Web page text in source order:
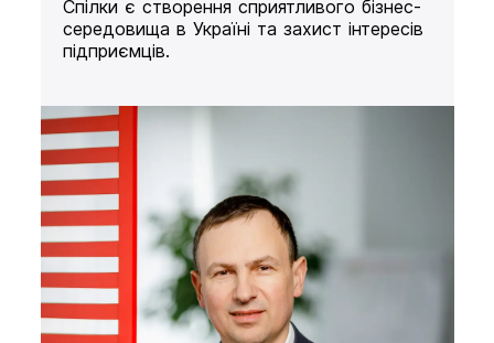
Спілки є створення сприятливого бізнес-
середовища в Україні та захист інтересів
підприємців.